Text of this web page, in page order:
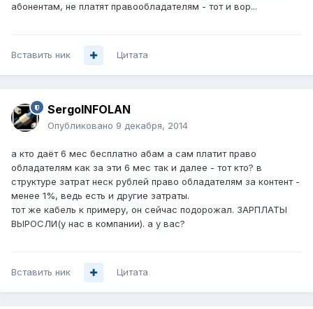
абонентам, не платят правообладателям - тот и вор...
Вставить ник Цитата
SergoINFOLAN
Опубликовано 9 декабря, 2014
а кто даёт 6 мес бесплатно абам а сам платит право
обладателям как за эти 6 мес так и далее - тот кто? в
структуре затрат неск рублей право обладателям за контент -
менее 1%, ведь есть и другие затраты.
тот же кабель к примеру, он сейчас подорожал. ЗАРПЛАТЫ
ВЫРОСЛИ(у нас в компании). а у вас?
Вставить ник Цитата